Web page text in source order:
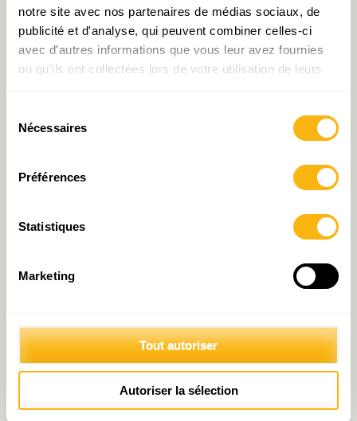
notre site avec nos partenaires de médias sociaux, de
publicité et d'analyse, qui peuvent combiner celles-ci
avec d'autres informations que vous leur avez fournies
ou qu'ils ont collectées lors de votre utilisation de leurs
Nécessaires
Préférences
Statistiques
Marketing
Tout autoriser
Autoriser la sélection
recours à l’emphytéose
l’immobilier résidentiel au
Retour sur la table ronde
d’IDEA consacrée à la crise
du logement
Décryptage N°60 : Le
phénomène frontalier, une
aubaine financière